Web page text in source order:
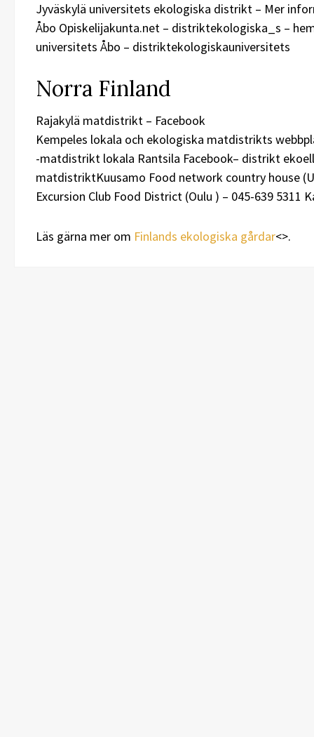
Jyväskylä universitets ekologiska distrikt – Mer
Åbo Opiskelijakunta.net – distriktekologiska_s –
universitets Åbo – distriktekologiskauniversitets
Norra Finland
Rajakylä matdistrikt – Facebook
Kempeles lokala och ekologiska matdistrikts
-matdistrikt lokala Rantsila Facebook– distrikt
matdistriktKuusamo Food network country house
Excursion Club Food District (Oulu ) – 045-639 5311
Läs gärna mer om Finlands ekologiska gårdar<>.